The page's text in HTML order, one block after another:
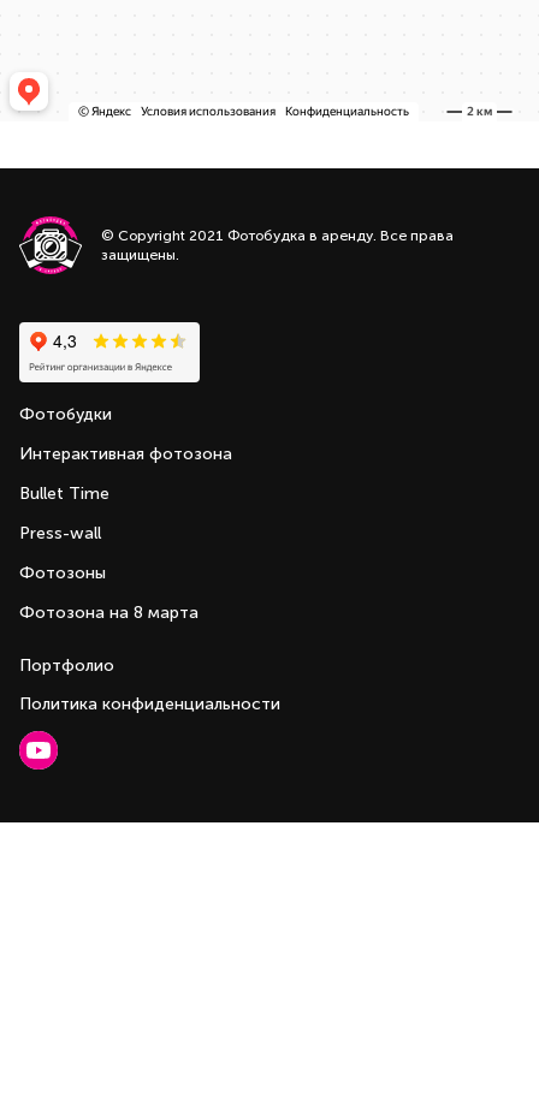
© Copyright 2021 Фотобудка в аренду. Все права
защищены.
Фотобудки
Интерактивная фотозона
Bullet Time
Press-wall
Фотозоны
Фотозона на 8 марта
Портфолио
Политика конфиденциальности